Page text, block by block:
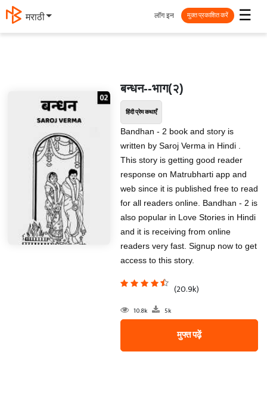
मराठी ☰
लॉग इन मुक्त प्रकाशित करें
बन्धन--भाग(२)
हिंदी प्रेम कथाएँ
Bandhan - 2 book and story is
written by Saroj Verma in Hindi .
This story is getting good reader
response on Matrubharti app and
web since it is published free to read
for all readers online. Bandhan - 2 is
also popular in Love Stories in Hindi
and it is receiving from online
readers very fast. Signup now to get
access to this story.
(20.9k)
10.8k 5k
मुफ्त पढ़ें